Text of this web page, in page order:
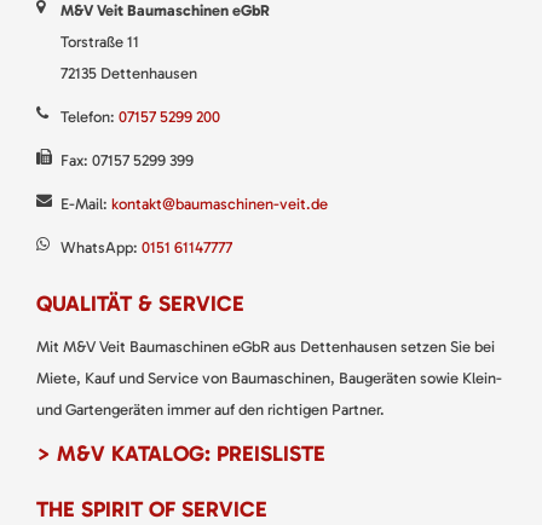
M&V Veit Baumaschinen eGbR
Torstraße 11
72135 Dettenhausen
Telefon: 07157 5299 200
Fax: 07157 5299 399
E-Mail: kontakt@baumaschinen-veit.de
WhatsApp: 0151 61147777
QUALITÄT & SERVICE
Mit M&V Veit Baumaschinen eGbR aus Dettenhausen setzen Sie bei
Miete, Kauf und Service von Baumaschinen, Baugeräten sowie Klein-
und Gartengeräten immer auf den richtigen Partner.
> M&V KATALOG: PREISLISTE
THE SPIRIT OF SERVICE